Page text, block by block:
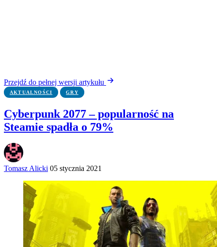
Przejdź do pełnej wersji artykułu
AKTUALNOŚCI GRY
Cyberpunk 2077 – popularność na
Steamie spadła o 79%
Tomasz Alicki 05 stycznia 2021